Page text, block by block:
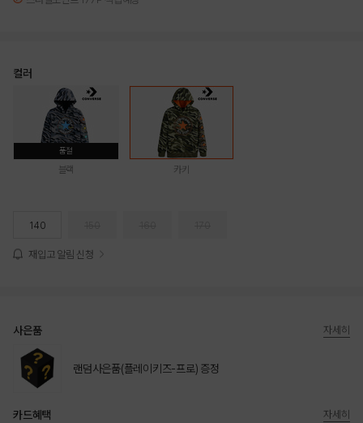
컬러
품절
블랙 카키
140
재입고 알림 신청
사은품
랜덤사은품(플레이키즈-프로) 증정
자세히
카드혜택
자세히